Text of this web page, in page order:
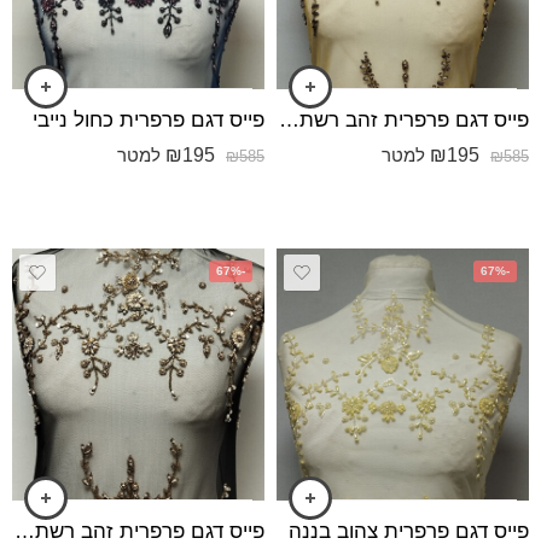
פייס דגם פרפרית זהב רשת צהובה
₪585
₪195 למטר
פייס דגם פרפרית כחול נייבי
₪585
₪195 למטר
-67%
פייס דגם פרפרית צהוב בננה
-67%
פייס דגם פרפרית זהב רשת שחורה